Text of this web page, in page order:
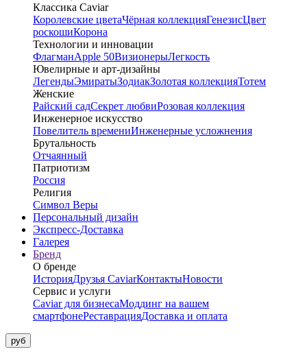
Классика Caviar
Королевские цветаЧёрная коллекцияГенезисЦвет
роскошиКорона
Технологии и инновации
ФлагманApple 50ВизионерыЛегкость
Ювелирные и арт-дизайны
ЛегендыЭмиратыЗодиакЗолотая коллекцияТотем
Женские
Райский садСекрет любвиРозовая коллекция
Инженерное искусство
Повелитель времениИнженерные усложнения
Брутальность
Отчаянный
Патриотизм
Россия
Религия
Символ Веры
Персональный дизайн
Экспресс-Доставка
Галерея
Бренд
О бренде
ИсторияДрузья CaviarКонтактыНовости
Сервис и услуги
Caviar для бизнесаМоддинг на вашем
смартфонеРеставрацияДоставка и оплата
руб